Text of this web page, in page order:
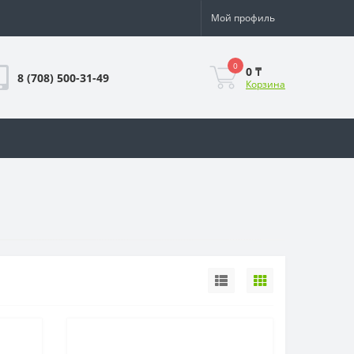
Мой профиль
8 (708) 500-31-49
0 0 ₸
Корзина